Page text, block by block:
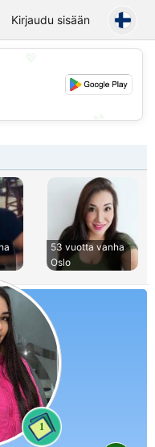
Kirjaudu sisään
53 vuotta vanha
Oslo
1